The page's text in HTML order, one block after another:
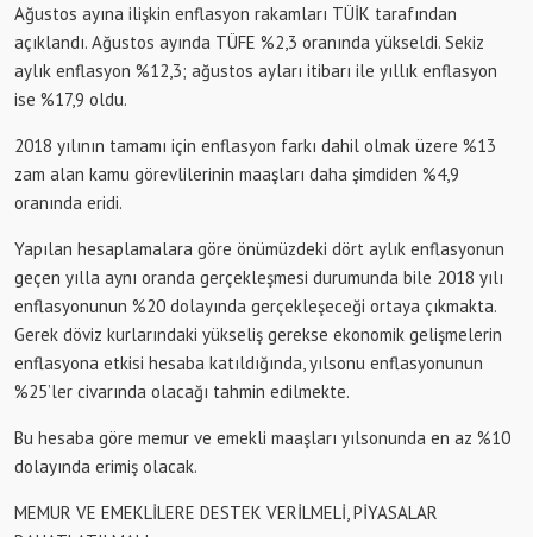
Ağustos ayına ilişkin enflasyon rakamları TÜİK tarafından
açıklandı. Ağustos ayında TÜFE %2,3 oranında yükseldi. Sekiz
aylık enflasyon %12,3; ağustos ayları itibarı ile yıllık enflasyon
ise %17,9 oldu.
2018 yılının tamamı için enflasyon farkı dahil olmak üzere %13
zam alan kamu görevlilerinin maaşları daha şimdiden %4,9
oranında eridi.
Yapılan hesaplamalara göre önümüzdeki dört aylık enflasyonun
geçen yılla aynı oranda gerçekleşmesi durumunda bile 2018 yılı
enflasyonunun %20 dolayında gerçekleşeceği ortaya çıkmakta.
Gerek döviz kurlarındaki yükseliş gerekse ekonomik gelişmelerin
enflasyona etkisi hesaba katıldığında, yılsonu enflasyonunun
%25’ler civarında olacağı tahmin edilmekte.
Bu hesaba göre memur ve emekli maaşları yılsonunda en az %10
dolayında erimiş olacak.
MEMUR VE EMEKLİLERE DESTEK VERİLMELİ, PİYASALAR